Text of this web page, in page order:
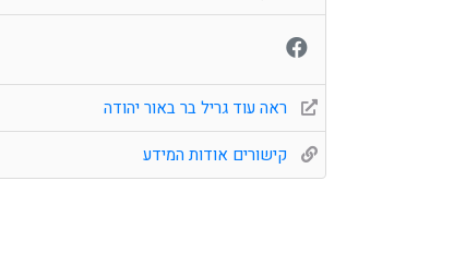
ראה עוד גריל בר באור יהודה
קישורים אודות המידע